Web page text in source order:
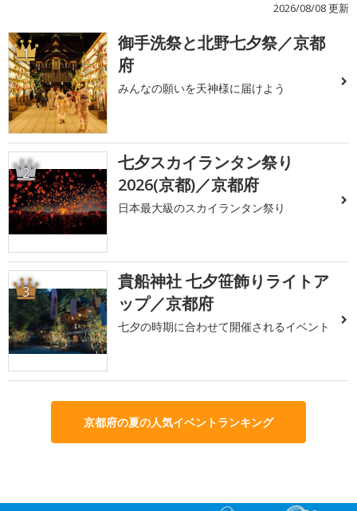
2026/08/08 更新
1
御手洗祭と北野七夕祭／京都
府
みんなの願いを天神様に届けよう
2
七夕スカイランタン祭り
2026(京都)／京都府
日本最大級のスカイランタン祭り
3
貴船神社 七夕笹飾りライトア
ップ／京都府
七夕の時期に合わせて開催されるイベント
京都府の夏の人気イベントランキング